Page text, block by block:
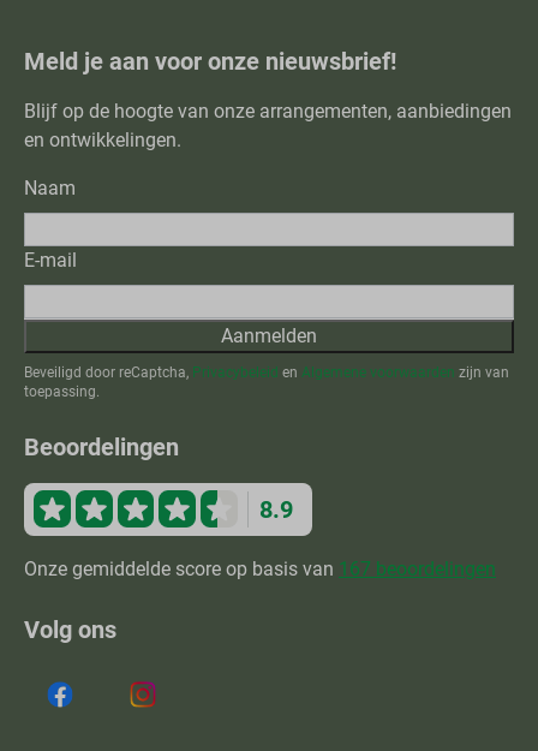
Meld je aan voor onze nieuwsbrief!
Blijf op de hoogte van onze arrangementen, aanbiedingen
en ontwikkelingen.
Naam
E-mail
Aanmelden
Beveiligd door reCaptcha, Privacybeleid en Algemene voorwaarden zijn van
toepassing.
Beoordelingen
8.9
Onze gemiddelde score op basis van 167 beoordelingen
Volg ons